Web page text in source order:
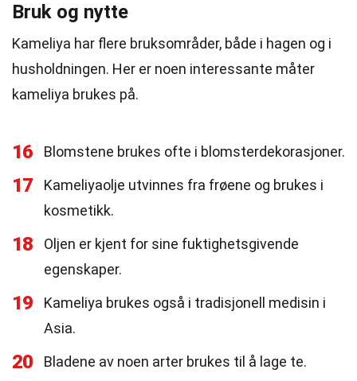
Bruk og nytte
Kameliya har flere bruksområder, både i hagen og i
husholdningen. Her er noen interessante måter
kameliya brukes på.
16 Blomstene brukes ofte i blomsterdekorasjoner.
17
Kameliyaolje utvinnes fra frøene og brukes i
kosmetikk.
18
Oljen er kjent for sine fuktighetsgivende
egenskaper.
19
Kameliya brukes også i tradisjonell medisin i
Asia.
20 Bladene av noen arter brukes til å lage te.